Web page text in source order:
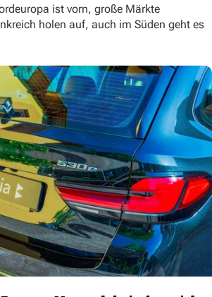
ist vorn, große Märkte
holen auf, auch im Süden geht es